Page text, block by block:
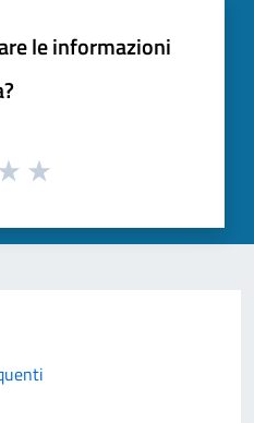
le informazioni